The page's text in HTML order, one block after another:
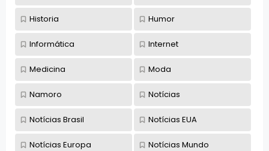
Historia Humor
Informática Internet
Medicina Moda
Namoro Notícias
Notícias Brasil Notícias EUA
Notícias Europa Notícias Mundo